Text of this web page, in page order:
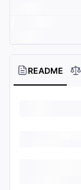
README